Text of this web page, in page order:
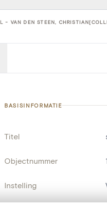
- VAN DEN STEEN,
BASISINFORMATIE
Titel
Objectnummer
Instelling